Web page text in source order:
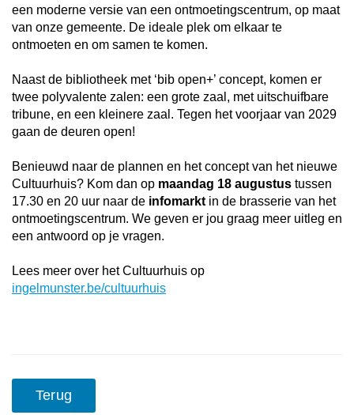
een moderne versie van een ontmoetingscentrum, op maat
van onze gemeente. De ideale plek om elkaar te
ontmoeten en om samen te komen.
Naast de bibliotheek met ‘bib open+’ concept, komen er
twee polyvalente zalen: een grote zaal, met uitschuifbare
tribune, en een kleinere zaal. Tegen het voorjaar van 2029
gaan de deuren open!
Benieuwd naar de plannen en het concept van het nieuwe
Cultuurhuis? Kom dan op maandag 18 augustus tussen
17.30 en 20 uur naar de infomarkt in de brasserie van het
ontmoetingscentrum. We geven er jou graag meer uitleg en
een antwoord op je vragen.
Lees meer over het Cultuurhuis op
ingelmunster.be/cultuurhuis
Terug